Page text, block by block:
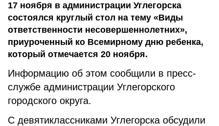
17 ноября в администрации Углегорска
состоялся круглый стол на тему «Виды
ответственности несовершеннолетних»,
приуроченный ко Всемирному дню ребенка,
который отмечается 20 ноября.
Информацию об этом сообщили в пресс-
службе администрации Углегорского
городского округа.
С девятиклассниками Углегорска обсудили